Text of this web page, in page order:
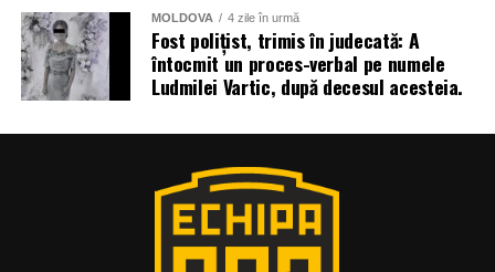
MOLDOVA 4 zile în urmă
Fost polițist, trimis în judecată: A
întocmit un proces-verbal pe numele
Ludmilei Vartic, după decesul acesteia.